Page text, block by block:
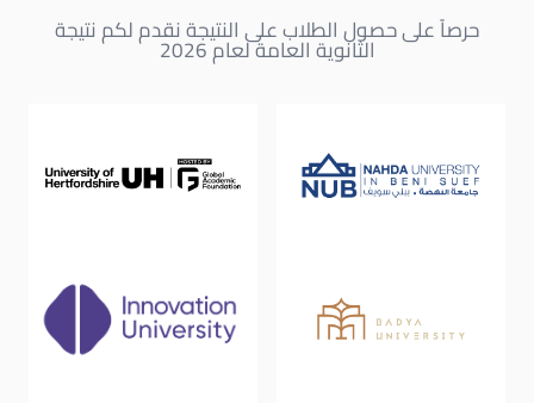
حرصاً على حصول الطلاب على النتيجة نقدم لكم نتيجة
الثانوية العامة لعام 2026